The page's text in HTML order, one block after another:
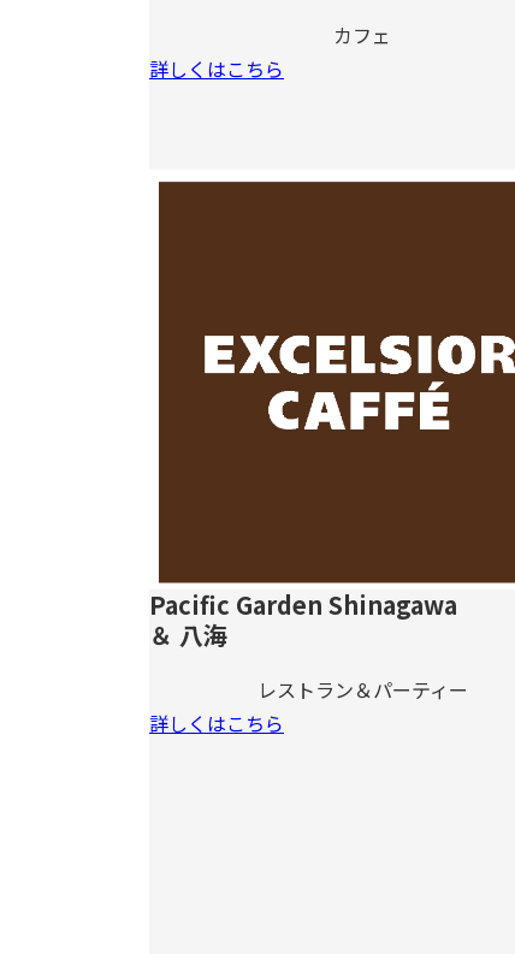
カフェ
詳しくはこちら
Pacific Garden Shinagawa
＆ 八海
レストラン＆パーティー
詳しくはこちら